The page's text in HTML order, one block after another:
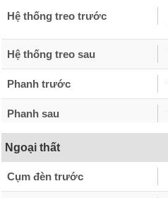
Hệ thống treo trước
Hệ thống treo sau
Phanh trước
Phanh sau
Ngoại thất
Cụm đèn trước